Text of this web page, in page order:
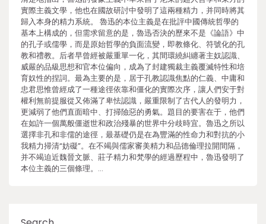
實際主義文學，他也在國故研討中發明了這兩種精力，并同時將其
歸入本身的精力系統。 魯迅的本位主義是在批評中國傳統哲學的
基本上構成的，但需求留意的是，魯迅否決的歷來不是《論語》中
的孔子或儒學，而是原始哲學的負面流變，即教條化、符號化的孔
教和禮教。后者早曾經被嚴重單一化，其間環繞糾纏著主奴認識、
威嚴的品級思想和官本位偏向，成為了封建獨裁主義覆滅特性和培
育奴性的捏詞。最為主要的是，居于孔教認識焦點的仁義、中庸和
忠君思惟曾經成了一種途徑依靠和僵化的實際次序，讓人們安于對
權利無前提服從又佈滿了卑怯認識，嚴重限制了古代人的發明力，
更減弱了他們直面暗中、打掃險惡的勇氣。題目的要害在于，他們
在如許一個萬般僵逝世和政治殘暴的世界中分歧時宜。魯迅之所以
選擇非孔和非儒的途徑，最基礎仍是在為豐滿的性命力和對抗的小
我精力掃清“妨礙”。在不竭與儒家審美精力和品德倫理拉開間隔，
并不竭迫近魏晉文脈、莊子精力和梵學的經過歷程中，魯迅發明了
本位主義的三個條理。…